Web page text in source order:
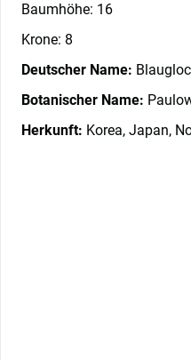
Baumhöhe: 16
Krone: 8
Deutscher Name:
Botanischer Name:
Herkunft: Korea, Japan,